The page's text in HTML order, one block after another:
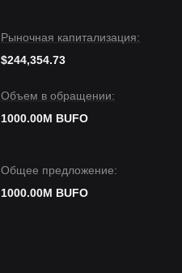
Рыночная капитализация:
$244,354.73
Объем в обращении:
1000.00M BUFO
Общее предложение:
1000.00M BUFO